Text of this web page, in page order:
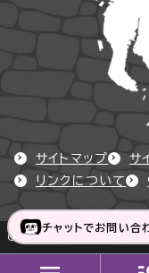
サイトマップ サ
リンクについて
Copyright © Okazaki
チャットでお問い合